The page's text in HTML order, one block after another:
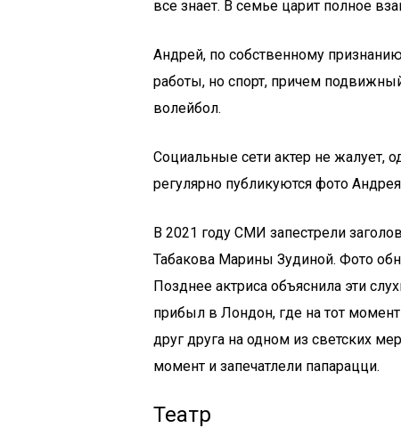
все знает. В семье царит полное
Андрей, по собственному
работы, но спорт, причем
волейбол.
Социальные сети актер не жалует,
регулярно публикуются фото
В 2021 году СМИ запестрели
Табакова Марины Зудиной. Фото
Позднее актриса объяснила эти
прибыл в Лондон, где на тот
друг друга на одном из светских
момент и запечатлели папарацци.
Театр